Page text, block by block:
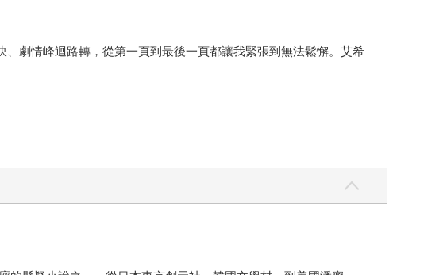
劇情峰迴路轉，從第一頁到最後一頁都讓我緊張到無法鬆懈。艾希